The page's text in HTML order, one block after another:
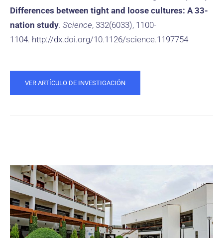
Differences between tight and loose cultures: A 33-
nation study. Science, 332(6033), 1100-
1104. http://dx.doi.org/10.1126/science.1197754
VER ARTÍCULO DE INVESTIGACIÓN